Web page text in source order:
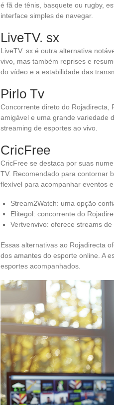
é fã de tênis, basquete ou rugby,
interface simples de navegar.
LiveTV. sx
LiveTV. sx é outra alternativa
vivo, mas também reprises e
do vídeo e a estabilidade das
Pirlo Tv
Concorrente direto do Rojadirecta,
amigável e uma grande variedade
streaming de esportes ao vivo.
CricFree
CricFree se destaca por suas
TV. Recomendado para contornar
flexível para acompanhar eventos
Stream2Watch: uma opção
Elitegol: concorrente do
Vertvenvivo: oferece streams
Essas alternativas ao Rojadirecta
dos amantes do esporte online. A
esportes acompanhados.